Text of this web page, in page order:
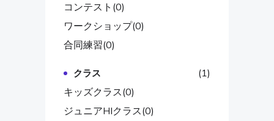
コンテスト (0)
ワークショップ(0)
合同練習(0)
クラス
(1)
キッズクラス(0)
ジュニアHIクラス(0)